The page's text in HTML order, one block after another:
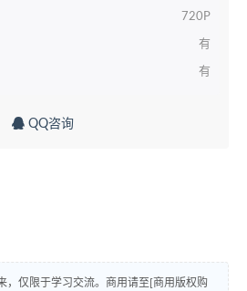
720P
有
有
QQ咨询
，仅限于学习交流。商用请至[商用版权购